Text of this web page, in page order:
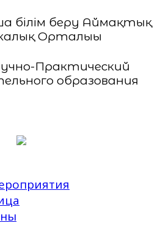
білім беру Аймақтық
Орталығы
Практический
образования